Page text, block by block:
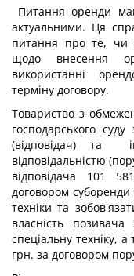
Питання оренди
актуальними. Ця
питання про те, чи
щодо внесення
використанні
терміну договору.
Товариство з
господарського
(відповідач) та
відповідальністю
відповідача 101
договором суборенди
техніки та
власність
спеціальну техніку,
грн. за договором